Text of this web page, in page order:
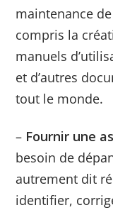
maintenance
compris la
manuels
et d’autres
tout le monde.
– Fournir une
besoin de
autrement dit
identifier,